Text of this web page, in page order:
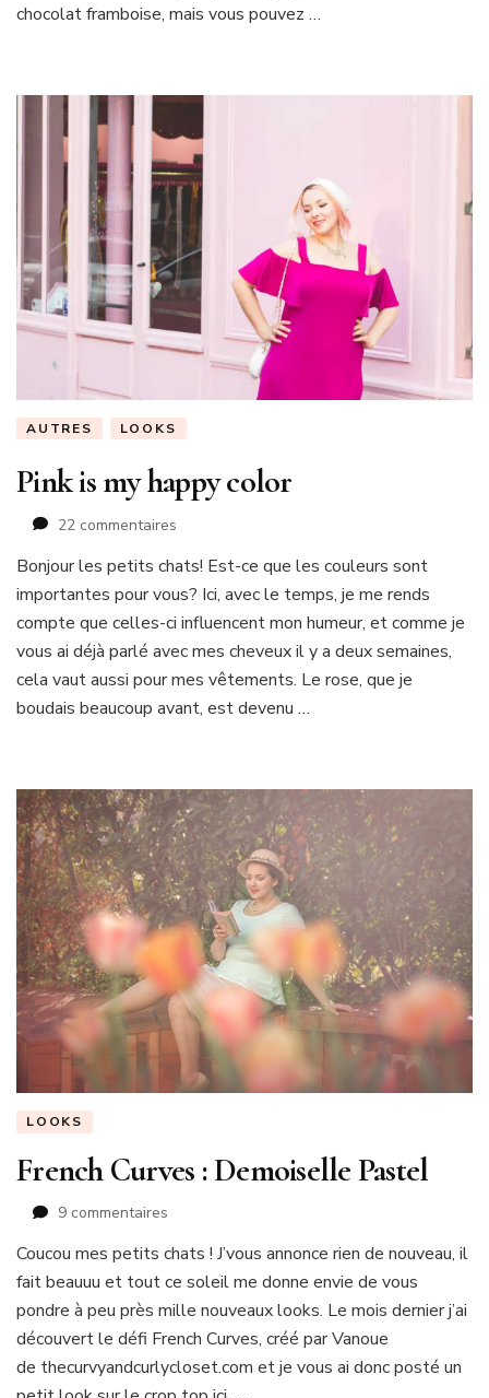
chocolat framboise, mais vous pouvez …
AUTRES LOOKS
Pink is my happy color
22 commentaires
is
my
happy
Bonjour les petits chats! Est-ce que les couleurs sont
importantes pour vous? Ici, avec le temps, je me rends
compte que celles-ci influencent mon humeur, et comme je
vous ai déjà parlé avec mes cheveux il y a deux semaines,
cela vaut aussi pour mes vêtements. Le rose, que je
boudais beaucoup avant, est devenu …
LOOKS
French Curves : Demoiselle Pastel
9 commentaires
Curves
:
Demoiselle
Coucou mes petits chats ! J’vous annonce rien de nouveau, il
fait beauuu et tout ce soleil me donne envie de vous
pondre à peu près mille nouveaux looks. Le mois dernier j’ai
découvert le défi French Curves, créé par Vanoue
de thecurvyandcurlycloset.com et je vous ai donc posté un